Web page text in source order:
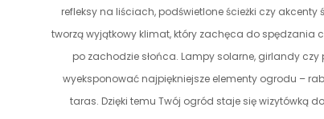
refleksy na liściach, podświetlone ścieżki czy akcenty
tworzą wyjątkowy klimat, który zachęca do spędzania
po zachodzie słońca. Lampy solarne, girlandy czy
wyeksponować najpiękniejsze elementy ogrodu –
taras. Dzięki temu Twój ogród staje się wizytówką